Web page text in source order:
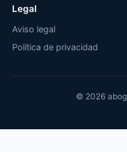
Legal
Aviso legal
Política de privacidad
© 2026